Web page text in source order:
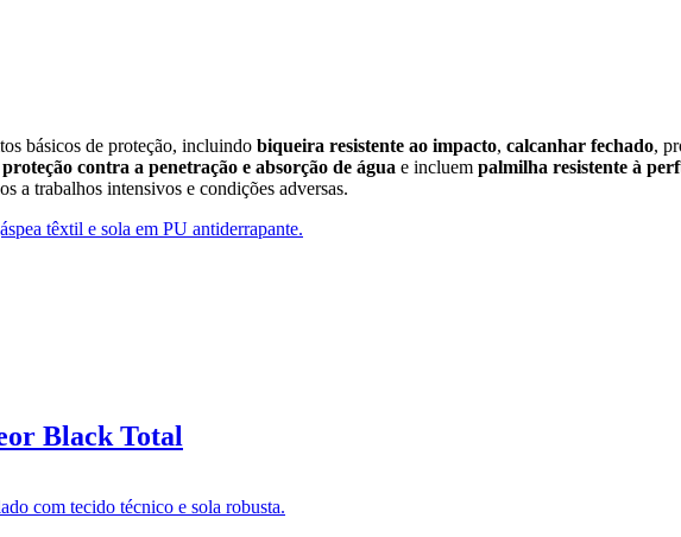
básicos de proteção, incluindo biqueira resistente ao impacto, calcanhar fechado,
proteção contra a penetração e absorção de água e incluem palmilha resistente à
a trabalhos intensivos e condições adversas.
Black Total